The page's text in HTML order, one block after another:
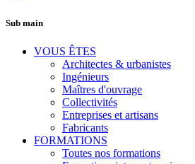
Sub main
VOUS ÊTES
Architectes & urbanistes
Ingénieurs
Maîtres d'ouvrage
Collectivités
Entreprises et artisans
Fabricants
FORMATIONS
Toutes nos formations